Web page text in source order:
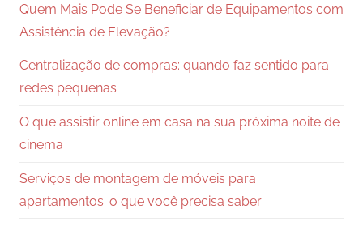
Quem Mais Pode Se Beneficiar de Equipamentos com
Assistência de Elevação?
Centralização de compras: quando faz sentido para
redes pequenas
O que assistir online em casa na sua próxima noite de
cinema
Serviços de montagem de móveis para
apartamentos: o que você precisa saber